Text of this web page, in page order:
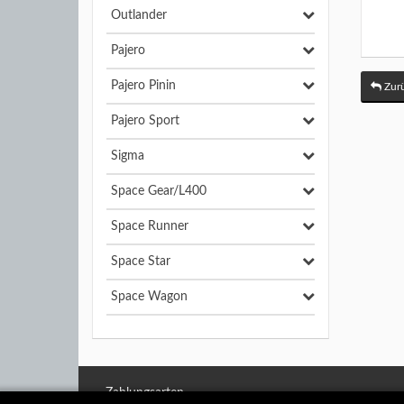
Outlander
Pajero
Pajero Pinin
Pajero Sport
Sigma
Space Gear/L400
Space Runner
Space Star
Space Wagon
Zahlungsarten